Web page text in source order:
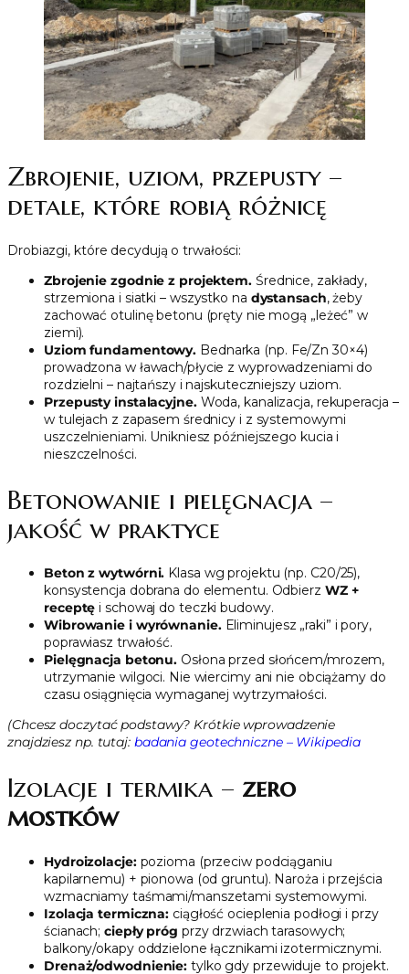
Zbrojenie, uziom, przepusty –
detale, które robią różnicę
Drobiazgi, które decydują o trwałości:
Zbrojenie zgodnie z projektem. Średnice, zakłady,
strzemiona i siatki – wszystko na dystansach, żeby
zachować otulinę betonu (pręty nie mogą „leżeć” w
ziemi).
Uziom fundamentowy. Bednarka (np. Fe/Zn 30×4)
prowadzona w ławach/płycie z wyprowadzeniami do
rozdzielni – najtańszy i najskuteczniejszy uziom.
Przepusty instalacyjne.Woda, kanalizacja, rekuperacja –
w tulejach z zapasem średnicy i z systemowymi
uszczelnieniami. Unikniesz późniejszego kucia i
nieszczelności.
Betonowanie i pielęgnacja –
jakość w praktyce
Beton z wytwórni. Klasa wg projektu (np. C20/25),
konsystencja dobrana do elementu. Odbierz WZ +
receptę i schowaj do teczki budowy.
Wibrowanie i wyrównanie.Eliminujesz „raki” i pory,
poprawiasz trwałość.
Pielęgnacja betonu. Osłona przed słońcem/mrozem,
utrzymanie wilgoci. Nie wiercimy ani nie obciążamy do
czasu osiągnięcia wymaganej wytrzymałości.
(Chcesz doczytać podstawy? Krótkie wprowadzenie
znajdziesz np. tutaj: badania geotechniczne – Wikipedia
Izolacje i termika – zero
mostków
Hydroizolacje:pozioma (przeciw podciąganiu
kapilarnemu) + pionowa (od gruntu). Naroża i przejścia
wzmacniamy taśmami/manszetami systemowymi.
Izolacja termiczna: ciągłość ocieplenia podłogi i przy
ścianach; ciepły próg przy drzwiach tarasowych;
balkony/okapy oddzielone łącznikami izotermicznymi.
Drenaż/odwodnienie: tylko gdy przewiduje to projekt.